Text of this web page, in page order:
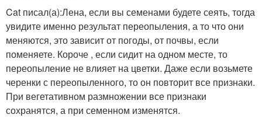
Cat писал(а):Лена, если вы семенами будете сеять, тогда
увидите именно результат переопыления, а то что они
меняются, это зависит от погоды, от почвы, если
поменяете. Короче , если сидит на одном месте, то
переопыление не влияет на цветки. Даже если возьмете
черенки с переопыленного, то он повторит все признаки.
При вегетативном размножении все признаки
сохранятся, а при семенном изменятся.